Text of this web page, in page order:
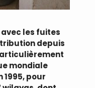
les fuites
depuis
mondiale
pour